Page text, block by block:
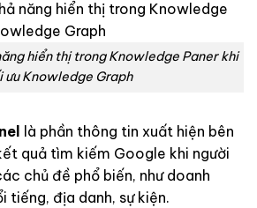
hiển thị trong Knowledge Paner khi
ưu Knowledge Graph
là phần thông tin xuất hiện bên
quả tìm kiếm Google khi người
chủ đề phổ biến, như doanh
tiếng, địa danh, sự kiện.